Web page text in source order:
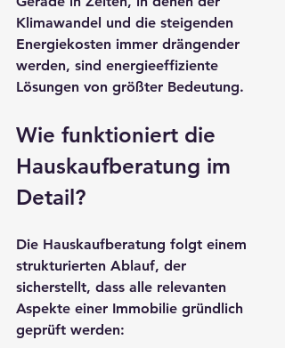
Klimawandel und die steigenden
Energiekosten immer drängender
werden, sind energieeffiziente
Lösungen von größter Bedeutung.
Wie funktioniert die
Hauskaufberatung im
Detail?
Die Hauskaufberatung folgt einem
strukturierten Ablauf, der
sicherstellt, dass alle relevanten
Aspekte einer Immobilie gründlich
geprüft werden: